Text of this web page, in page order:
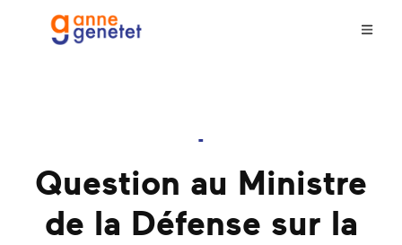
-
Question au Ministre
de la Défense sur la